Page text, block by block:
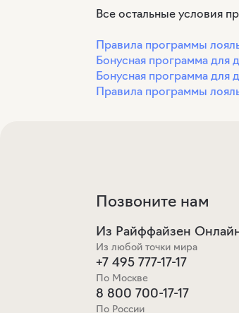
Все остальные условия
Правила программы
Бонусная программа для
Бонусная программа для
Правила программы
Позвоните нам
Из Райффайзен
Из любой точки мира
+7 495 777-17-17
По Москве
8 800 700-17-17
По России